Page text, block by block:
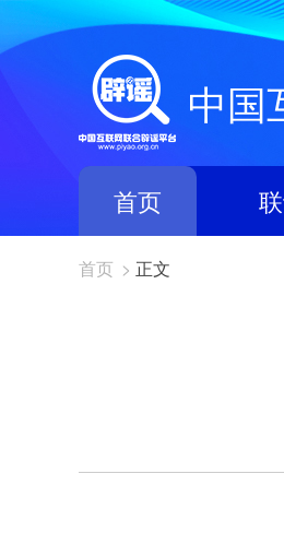
中国
首页
首页 > 正文